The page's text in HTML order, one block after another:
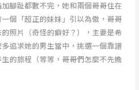
腳趾都數不完，她和兩個哥哥住在
個「超正的妹妹」引以為傲，哥哥
照片（奇怪的癖好？），主要是希
追求她的男生當中，挑選一個靠譜
的旅程（等等，哥哥們怎麼不先擔